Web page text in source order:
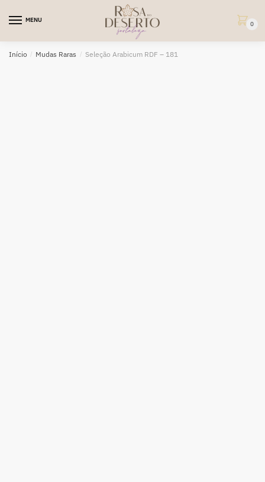
MENU
0
Início / Mudas Raras / Seleção Arabicum RDF – 181